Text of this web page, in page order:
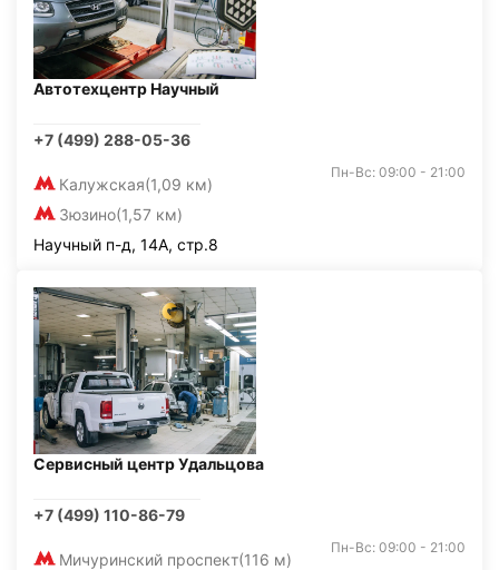
Автотехцентр Научный
+7 (499) 288-05-36
Калужская(1,09 км)
Зюзино(1,57 км)
Пн-Вс: 09:00 - 21:00
Научный п-д, 14А, стр.8
Сервисный центр Удальцова
+7 (499) 110-86-79
Мичуринский проспект(116 м)
Пн-Вс: 09:00 - 21:00